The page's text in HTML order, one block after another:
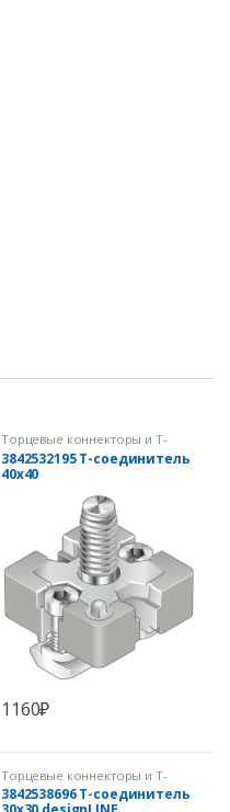
Торцевые коннекторы и Т-
коннекторы
3842532195 Т-соединитель
40х40
1160₽
Торцевые коннекторы и Т-
коннекторы
3842538696 Т-соединитель